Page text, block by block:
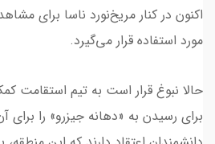
اکنون در کنار مریخ‌نورد ناسا برای
مورد استفاده قرار می‌گیرد.
حالا نبوغ قرار است به تیم استقامت
برای رسیدن به «دهانه جیزرو» را